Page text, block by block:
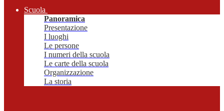
Scuola
Panoramica
Presentazione
I luoghi
Le persone
I numeri della scuola
Le carte della scuola
Organizzazione
La storia